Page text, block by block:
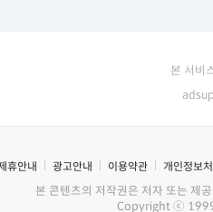
본 서비
휴안내 광고안내 이용약관 개인정보
본 콘텐츠의 저작권은 저자 또는 제
Copyright ⓒ